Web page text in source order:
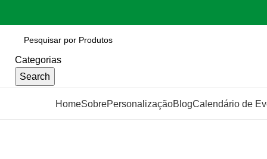
Categorias
Search
HomeSobrePersonalizaçãoBlogCalendário de